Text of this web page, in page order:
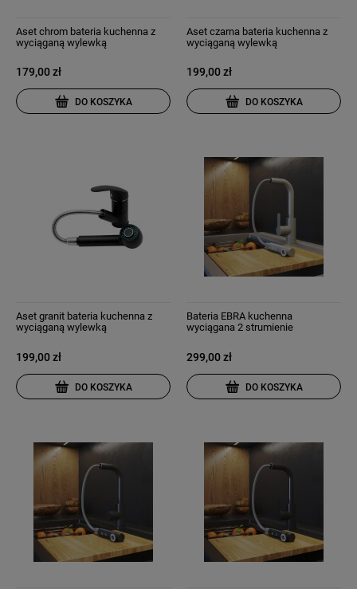
Aset chrom bateria kuchenna z
wyciąganą wylewką
179,00 zł
DO KOSZYKA
Aset czarna bateria kuchenna z
wyciąganą wylewką
199,00 zł
DO KOSZYKA
Aset granit bateria kuchenna z
wyciąganą wylewką
199,00 zł
DO KOSZYKA
Bateria EBRA kuchenna
wyciągana 2 strumienie
299,00 zł
DO KOSZYKA